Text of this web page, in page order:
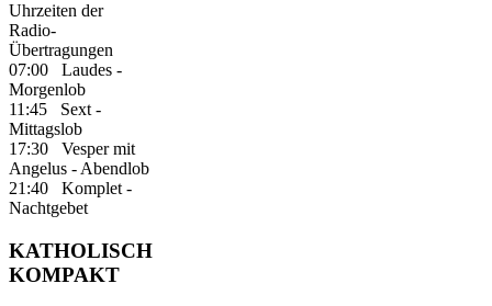
Uhrzeiten der
Radio-
Übertragungen
07:00 Laudes -
Morgenlob
11:45 Sext -
Mittagslob
17:30 Vesper mit
Angelus - Abendlob
21:40 Komplet -
Nachtgebet
KATHOLISCH
KOMPAKT